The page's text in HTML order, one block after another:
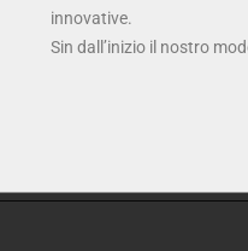
innovative.
Sin dall’inizio il nostro